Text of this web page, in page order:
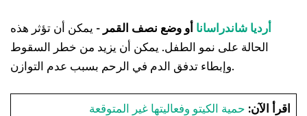
أرديا شاندراسانا أو وضع نصف القمر - يمكن أن تؤثر هذه
الحالة على نمو الطفل. يمكن أن يزيد من خطر السقوط
وإبطاء تدفق الدم في الرحم بسبب عدم التوازن.
اقرأ الآن: حمية الكيتو وفعاليتها غير المتوقعة